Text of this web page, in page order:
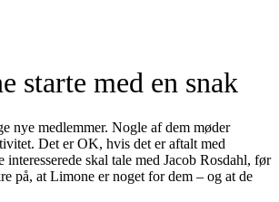
starte med en snak
nye medlemmer. Nogle af dem møder
Det er OK, hvis det er aftalt med
skal tale med Jacob Rosdahl, før
på, at Limone er noget for dem – og at de